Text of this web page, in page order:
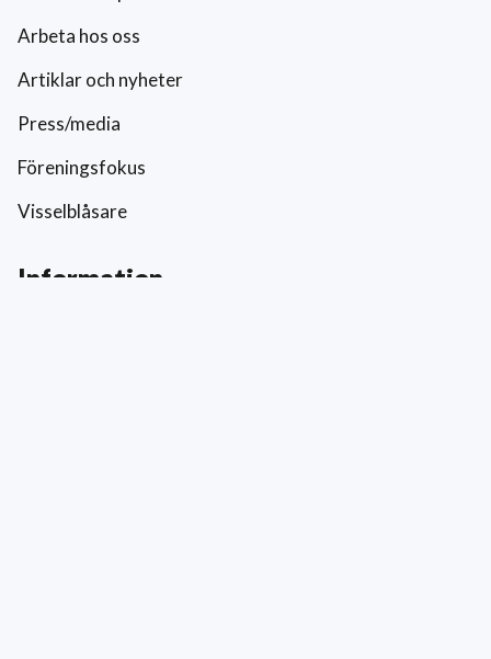
Arbeta hos oss
Artiklar och nyheter
Press/media
Föreningsfokus
Visselblåsare
Information